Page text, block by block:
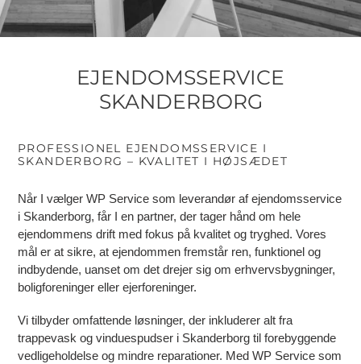
EJENDOMSSERVICE
SKANDERBORG
PROFESSIONEL EJENDOMSSERVICE I
SKANDERBORG – KVALITET I HØJSÆDET
Når I vælger WP Service som leverandør af ejendomsservice
i Skanderborg, får I en partner, der tager hånd om hele
ejendommens drift med fokus på kvalitet og tryghed. Vores
mål er at sikre, at ejendommen fremstår ren, funktionel og
indbydende, uanset om det drejer sig om erhvervsbygninger,
boligforeninger eller ejerforeninger.
Vi tilbyder omfattende løsninger, der inkluderer alt fra
trappevask og vinduespudser i Skanderborg til forebyggende
vedligeholdelse og mindre reparationer. Med WP Service som